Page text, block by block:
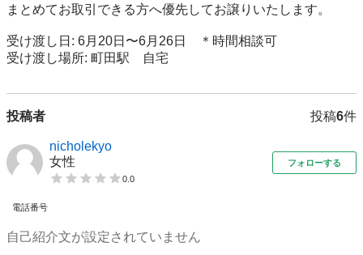
まとめてお取引できる方へ優先してお譲りいたします。
受け渡し日: 6月20日〜6月26日　＊時間相談可
受け渡し場所: 町田駅　自宅
投稿者 投稿6件
nicholekyo
女性
0.0
フォローする
電話番号
自己紹介文が設定されていません